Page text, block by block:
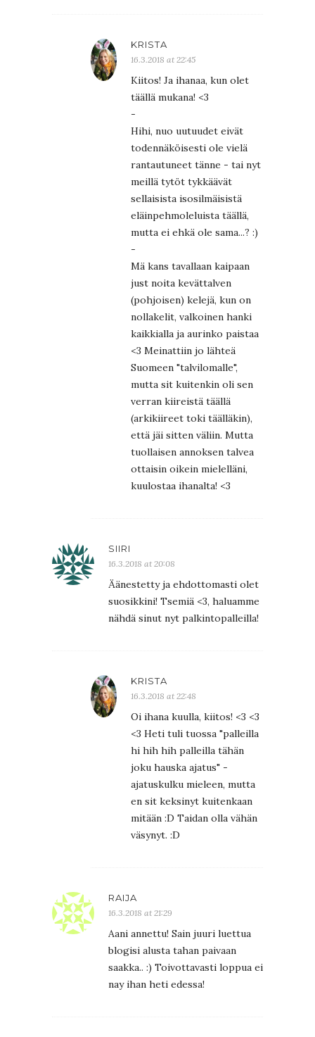
KRISTA
16.3.2018 at 22:45
Kiitos! Ja ihanaa, kun olet
täällä mukana! <3
-
Hihi, nuo uutuudet eivät
todennäköisesti ole vielä
rantautuneet tänne - tai nyt
meillä tytöt tykkäävät
sellaisista isosilmäisistä
eläinpehmoleluista täällä,
mutta ei ehkä ole sama...? :)
-
Mä kans tavallaan kaipaan
just noita kevättalven
(pohjoisen) kelejä, kun on
nollakelit, valkoinen hanki
kaikkialla ja aurinko paistaa
<3 Meinattiin jo lähteä
Suomeen "talvilomalle",
mutta sit kuitenkin oli sen
verran kiireistä täällä
(arkikiireet toki täälläkin),
että jäi sitten väliin. Mutta
tuollaisen annoksen talvea
ottaisin oikein mielelläni,
kuulostaa ihanalta! <3
SIIRI
16.3.2018 at 20:08
Äänestetty ja ehdottomasti olet
suosikkini! Tsemiä <3, haluamme
nähdä sinut nyt palkintopalleilla!
KRISTA
16.3.2018 at 22:48
Oi ihana kuulla, kiitos! <3 <3
<3 Heti tuli tuossa "palleilla
hi hih hih palleilla tähän
joku hauska ajatus" -
ajatuskulku mieleen, mutta
en sit keksinyt kuitenkaan
mitään :D Taidan olla vähän
väsynyt. :D
RAIJA
16.3.2018 at 21:29
Aani annettu! Sain juuri luettua
blogisi alusta tahan paivaan
saakka.. :) Toivottavasti loppua ei
nay ihan heti edessa!